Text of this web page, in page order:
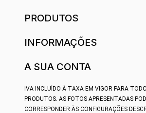
PRODUTOS
INFORMAÇÕES
A SUA CONTA
IVA INCLUÍDO À TAXA EM VIGOR PARA
PRODUTOS. AS FOTOS APRESENTADAS
CORRESPONDER ÀS CONFIGURAÇÕES